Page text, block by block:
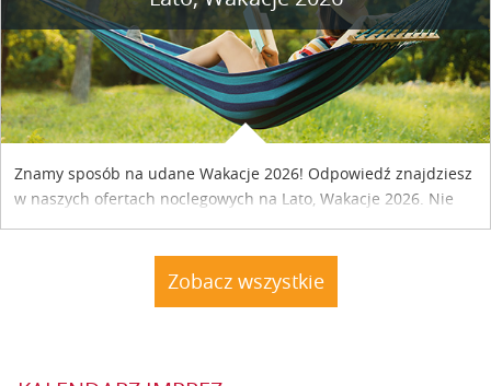
Znamy sposób na udane Wakacje 2026! Odpowiedź znajdziesz
w naszych ofertach noclegowych na Lato, Wakacje 2026. Nie
zwlekaj atrakcyjne noclegi czekają...
Zobacz wszystkie